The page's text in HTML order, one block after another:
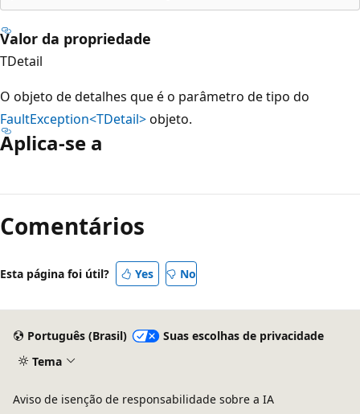
Valor da propriedade
TDetail
O objeto de detalhes que é o parâmetro de tipo do
FaultException<TDetail>objeto.
Aplica-se a
de
leitura
Comentários
Esta página foi útil? Yes No
Português (Brasil)
Suas escolhas de privacidade
Tema
Aviso de isenção de responsabilidade sobre a IA